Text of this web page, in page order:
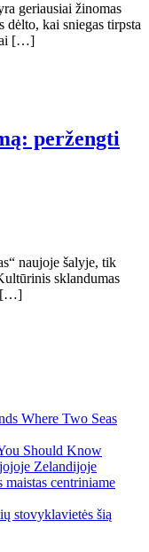
geriausiai žinomas
kai sniegas tirpsta
[…]
peržengti
naujoje šalyje, tik
sklandumas
[…]
Where Two Seas
Should Know
Zelandijoje
centriniame
stovyklavietės šią